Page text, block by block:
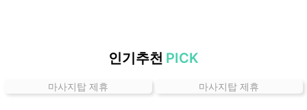
샵
인기추천 PICK
마사지탑 제휴 마사지탑 제휴